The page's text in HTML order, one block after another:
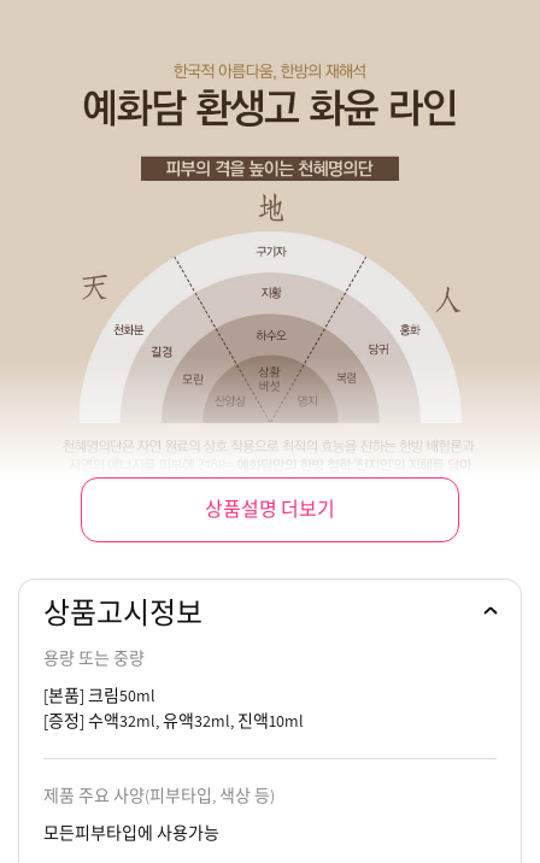
상품설명 더보기
상품고시정보
용량 또는 중량
[본품] 크림50ml
[증정] 수액32ml, 유액32ml, 진액10ml
제품 주요 사양(피부타입, 색상 등)
모든피부타입에 사용가능